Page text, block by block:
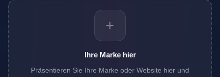
+
Ihre Marke hier
Präsentieren Sie Ihre Marke oder Website hier und